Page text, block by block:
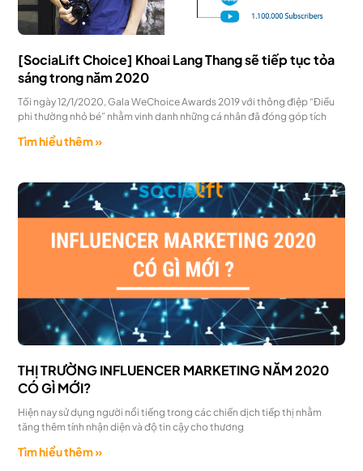
[SociaLift Choice] Khoai Lang Thang sẽ tiếp tục tỏa
sáng trong năm 2020
Tối ngày 12/1/2020, Gala WeChoice Awards 2019 với thông điệp “Điều
phi thường nhỏ bé” nhằm vinh danh những cá nhân đã đóng góp tích
Tìm hiểu thêm »
THỊ TRƯỜNG INFLUENCER MARKETING NĂM 2020
CÓ GÌ MỚI?
Hiện nay sử dụng người nổi tiếng trong các chiến dịch tiếp thị nhằm
tăng thêm tính nhận diện và độ tin cậy cho thương
Tìm hiểu thêm »